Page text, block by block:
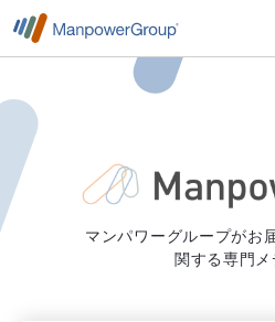
マンパワーグループがお
関する専門メ